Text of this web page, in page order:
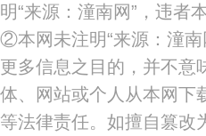
明“来源：潼南网”，违者
②本网未注明“来源：潼
更多信息之目的，并不意
体、网站或个人从本网下
等法律责任。如擅自篡改